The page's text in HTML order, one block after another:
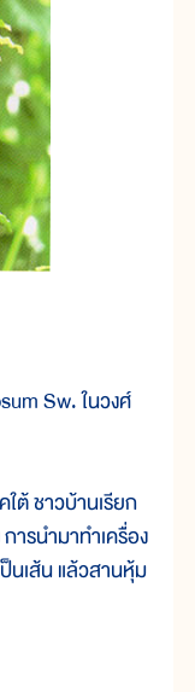
Sw. ในวงศ์
ชาวบ้านเรียก
ารนำมาทำเครื่อง
นเส้น แล้วสานหุ้ม